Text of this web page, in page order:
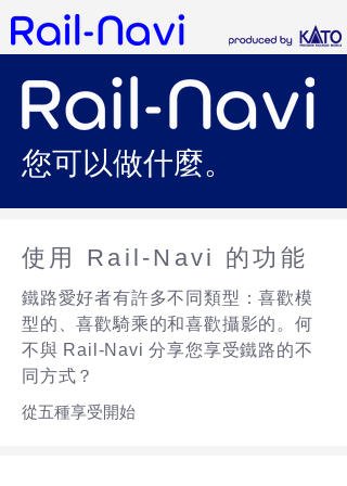
您可以做什麼。
使用 Rail-Navi 的功能
鐵路愛好者有許多不同類型：喜歡模
型的、喜歡騎乘的和喜歡攝影的。何
不與 Rail-Navi 分享您享受鐵路的不
同方式？
從五種享受開始